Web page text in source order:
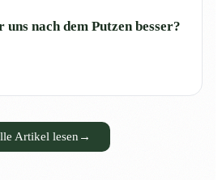
nach dem Putzen besser?
Artikel lesen →